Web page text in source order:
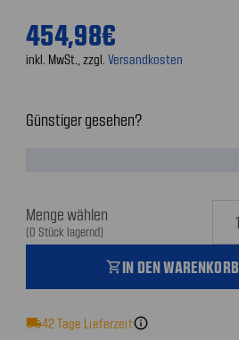
454,98€
inkl. MwSt., zzgl. Versandkosten
Günstiger gesehen?
Menge wählen
(0 Stück lagernd)
shopping_cartIN DEN WARENKORB
local_shipping42Tage Lieferzeitinfo